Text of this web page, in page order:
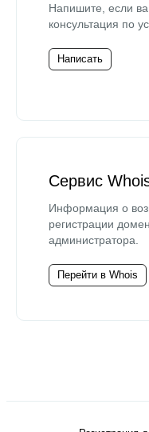
Напишите, если
консультация по
Написать
Сервис
Информация о
регистрации
администратора.
Перейти в Whois